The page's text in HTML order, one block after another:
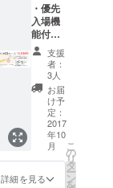
・優先
入場機
能付
き ド
リンク
引換
券 2枚
・オリ
ジナル
キーホ
ダー
金 1個
支援
者：
3人
お届
け予
定：
2017
年10
月
詳細を見る
こ
の
リ
タ
ー
ン
を